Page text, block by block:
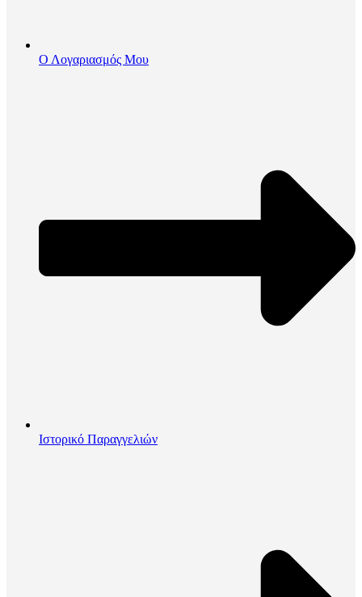
Ο Λογαριασμός Μου
Ιστορικό Παραγγελιών